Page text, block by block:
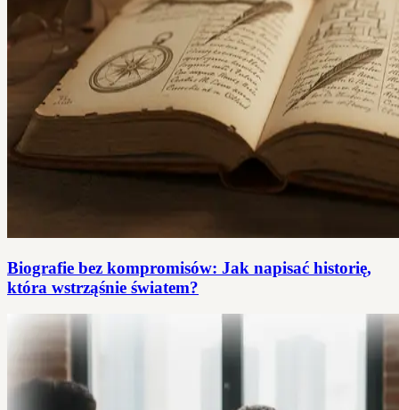
Biografie bez kompromisów: Jak napisać historię,
która wstrząśnie światem?